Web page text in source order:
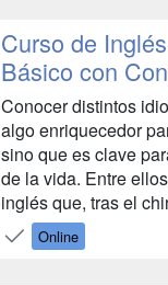
habitual. En este
nociones básicas de
Curso de
Básico con
Conocer distintos
algo enriquecedor
sino que es clave
de la vida. Entre
inglés que, tras el
lengua que cuenta
número de
Online